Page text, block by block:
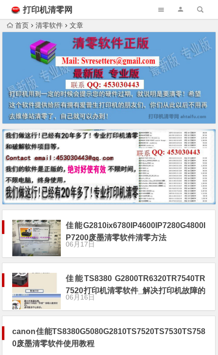
打印机清零网
首页 清零软件 文章
佳能G2810ix6780IP4600IP7280G4800I
P7200废墨清零软件清零方法
06月17日
佳能TS8380 G2800TR6320TR7540TR
7520打印机清零软件_解决打印机故障的
必备工具
06月16日
canon佳能TS8380G5080G2810TS7520TS7530TS758
0废墨清零软件使用教程